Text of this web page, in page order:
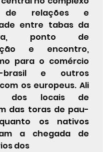
de relações e
entre tabas da
ponto de
e encontro,
para o comércio
brasil e outros
os europeus. Ali
dos locais de
das toras de pau-
os nativos
a chegada de
dos